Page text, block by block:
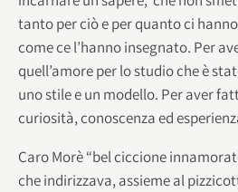
tanto per ciò e per quanto ci
come ce l’hanno insegnato. Per
quell’amore per lo studio che è
uno stile e un modello. Per aver
curiosità, conoscenza ed
Caro Morè “bel ciccione
che indirizzava, assieme al